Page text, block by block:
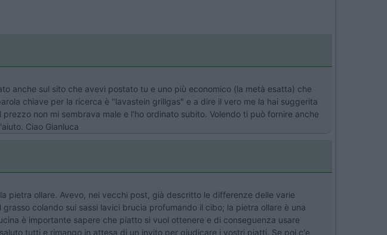
anche sul sito che avevi postato tu e uno più economico (la metà esatta) che
chiave per la ricerca è "lavastein grillgas" e a dire il vero me la hai suggerita
non mi sembrava male e l'ho ordinato subito. Volendo ti può fornire anche
Ciao Gianluca
pietra ollare. Avevo, nei vecchi post, già descritto le differenze delle varie
colando sui sassi lavici brucia profumando il cibo; la pietra ollare è una
è importante sapere che piatto si vuol ottenere e di conseguenza usare
tutti e rimango in attesa di un invito per giudicare i vostri piatti. Se poi c'e